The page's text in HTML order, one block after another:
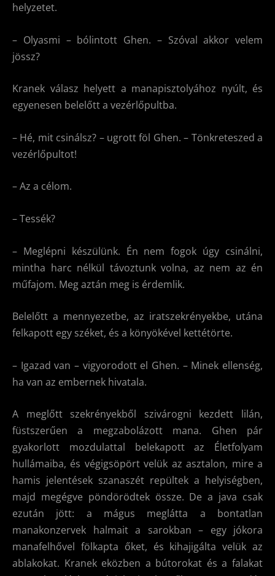
helyzetet.
– Olyasmi – bólintott Ghen. – Szóval akkor velem
jössz?
Kranek válasz helyett a manapisztolyához nyúlt, és
egyenesen belelőtt a vezérlőpultba.
– Hé, mit csinálsz? – ugrott föl Ghen. – Tönkreteszed a
vezérlőpultot!
– Az a célom.
– Tessék?
– Meglépni készülünk. Én nem fogok úgy csinálni,
mintha harc nélkül távoztunk volna, az nem az én
műfajom. Meg aztán meg is érdemlik.
Belelőtt a mennyezetbe, az iratszekrényekbe, utána
felkapott egy széket, és a könyökével kettétörte.
– Igazad van – vigyorodott el Ghen. – Minek ellenség,
ha van az embernek hivatala.
A meglőtt szekrényekből szivárogni kezdett lilán,
füstszerűen a megzabolázott mana. Ghen pár
gyakorlott mozdulattal belekapott az Életfolyam
hullámaiba, és végigsöpört velük az asztalon, mire a
hamis jelentések szanaszét repültek a helyiségben,
majd megégve pöndörödtek össze. De a java csak
ezután jött: a mágus meglátta a bontatlan
manakonzervek halmait a sarokban – egy jókora
manafelhővel fölkapta őket, és kihajigálta velük az
ablakokat. Kranek eközben a bútorokat és a falakat